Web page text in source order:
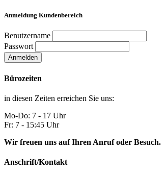
Anmeldung Kundenbereich
Benutzername
Passwort
Anmelden
Bürozeiten
in diesen Zeiten erreichen Sie uns:
Mo-Do: 7 - 17 Uhr
Fr: 7 - 15:45 Uhr
Wir freuen uns auf Ihren Anruf oder Besuch.
Anschrift/Kontakt